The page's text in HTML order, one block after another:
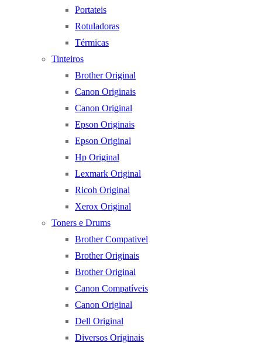
Portateis
Rotuladoras
Térmicas
Tinteiros
Brother Original
Canon Originais
Canon Original
Epson Originais
Epson Original
Hp Original
Lexmark Original
Ricoh Original
Xerox Original
Toners e Drums
Brother Compativel
Brother Originais
Brother Original
Canon Compatíveis
Canon Original
Dell Original
Diversos Originais